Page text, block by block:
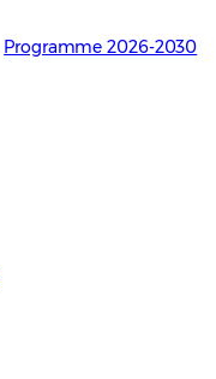
Programme 2026-2030